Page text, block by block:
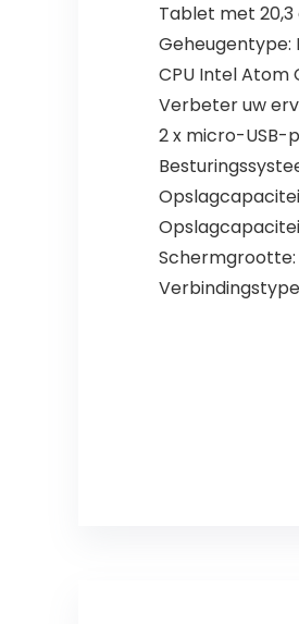
Tablet met 20,3
Geheugentype:
CPU Intel Atom
Verbeter uw
2 x micro-USB-